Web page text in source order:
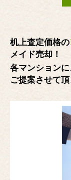
机上査定価格の
メイド売却！
各マンション
ご提案させて頂